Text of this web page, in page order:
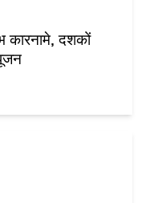
कारनामे, दशकों